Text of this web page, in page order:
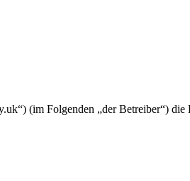
(im Folgenden „der Betreiber“)